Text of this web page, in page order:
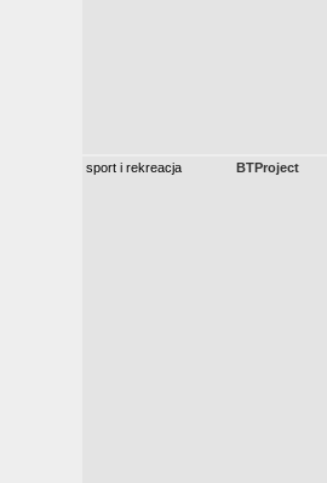
sport i rekreacja BTProject